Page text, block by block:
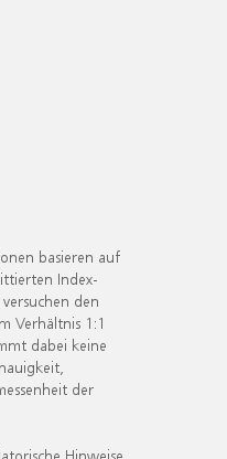
basieren auf
Index-
den
Verhältnis 1:1
dabei keine
der